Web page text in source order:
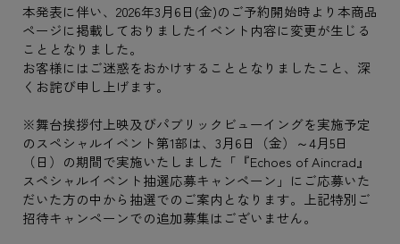
本発表に伴い、2026年3月6日(金)のご予約開始時より本商品
ページに掲載しておりましたイベント内容に変更が生じる
こととなりました。
お客様にはご迷惑をおかけすることとなりましたこと、深
くお詫び申し上げます。
※舞台挨拶付上映及びパブリックビューイングを実施予定
のスペシャルイベント第1部は、3月6日（金）～4月5日
（日）の期間で実施いたしました「『Echoes of Aincrad』
スペシャルイベント抽選応募キャンペーン」にご応募いた
だいた方の中から抽選でのご案内となります。上記特別ご
招待キャンペーンでの追加募集はございません。